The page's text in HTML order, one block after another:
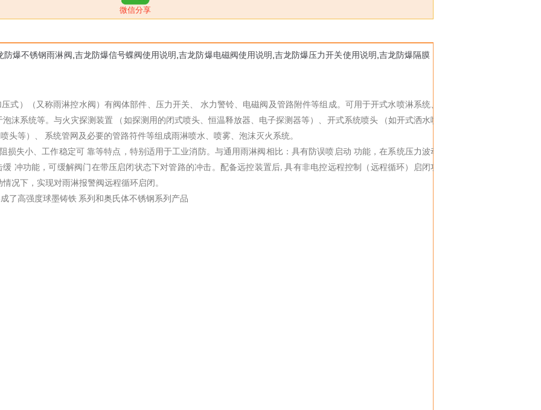
微信分享
防爆不锈钢雨淋阀 吉龙防爆信号蝶阀使用说明 ,吉龙防爆电磁阀使用说明 吉龙防爆压力开关使用说明 吉龙防爆隔膜
式）（又称雨淋控水阀）有阀体部件、压力开关、
水力警铃、电磁阀及管路附件等组成。可用于开式水喷淋系统、
沫系统等。与火灾探测装置
（如探测用的闭式喷头、恒温释放器、电子探测器等）、开式系统喷头
（如开式洒水喷
头等）、
系统管网及必要的管路符件等组成雨淋喷水、喷雾、泡沫灭火系统。
损失小、工作稳定可 靠等特点，特别适用于工业消防。与通用雨淋阀相比：具有防误喷启动 功能，在系统压力波动
冲功能，可缓解阀门在带压启闭状态下对管路的冲击。配备远控装置后,具有非电控远程控制（远程循环）启闭功
况下，实现对雨淋报警阀远程循环启闭。
了高强度球墨铸铁 系列和奥氏体不锈钢系列产品